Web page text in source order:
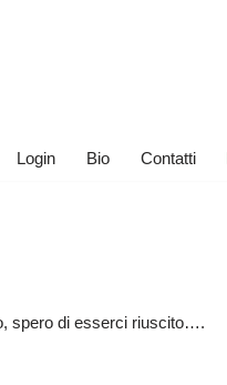
Login Bio Contatti
spero di esserci riuscito….